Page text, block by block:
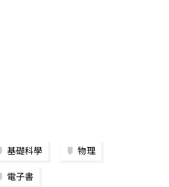
基礎科學 物理
電子書